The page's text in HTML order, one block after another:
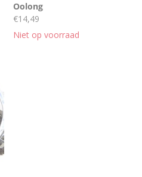
Oolong
€14,49
Niet op voorraad